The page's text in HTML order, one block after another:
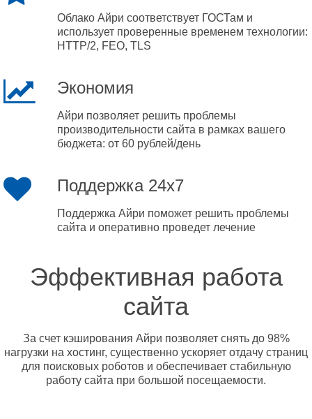
Облако Айри соответствует ГОСТам и
использует проверенные временем технологии:
HTTP/2, FEO, TLS
Экономия
Айри позволяет решить проблемы
производительности сайта в рамках вашего
бюджета: от 60 рублей/день
Поддержка 24x7
Поддержка Айри поможет решить проблемы
сайта и оперативно проведет лечение
Эффективная работа
сайта
За счет кэширования Айри позволяет снять до 98%
нагрузки на хостинг, существенно ускоряет отдачу страниц
для поисковых роботов и обеспечивает стабильную
работу сайта при большой посещаемости.